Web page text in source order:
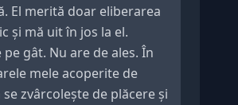
El merită doar eliberarea
și mă uit în jos la el.
gât. Nu are de ales. În
mele acoperite de
zvârcolește de plăcere și